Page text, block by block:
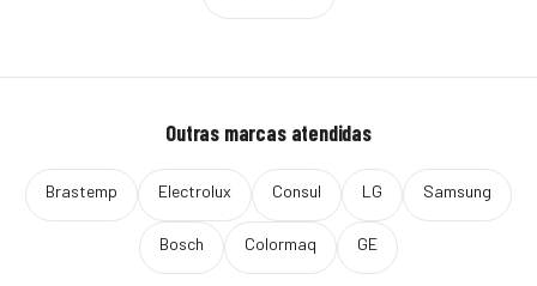
Outras marcas atendidas
Brastemp Electrolux Consul LG Samsung
Bosch Colormaq GE